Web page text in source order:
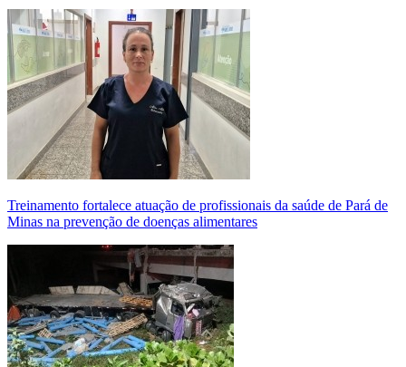
Treinamento fortalece atuação de profissionais da saúde de Pará de
Minas na prevenção de doenças alimentares